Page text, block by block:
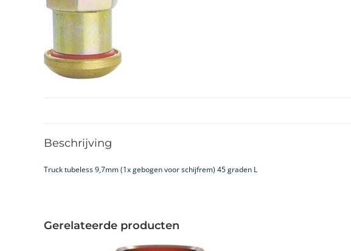
Beschrijving
Truck tubeless 9,7mm (1x gebogen voor schijfrem) 45 graden L
Gerelateerde producten